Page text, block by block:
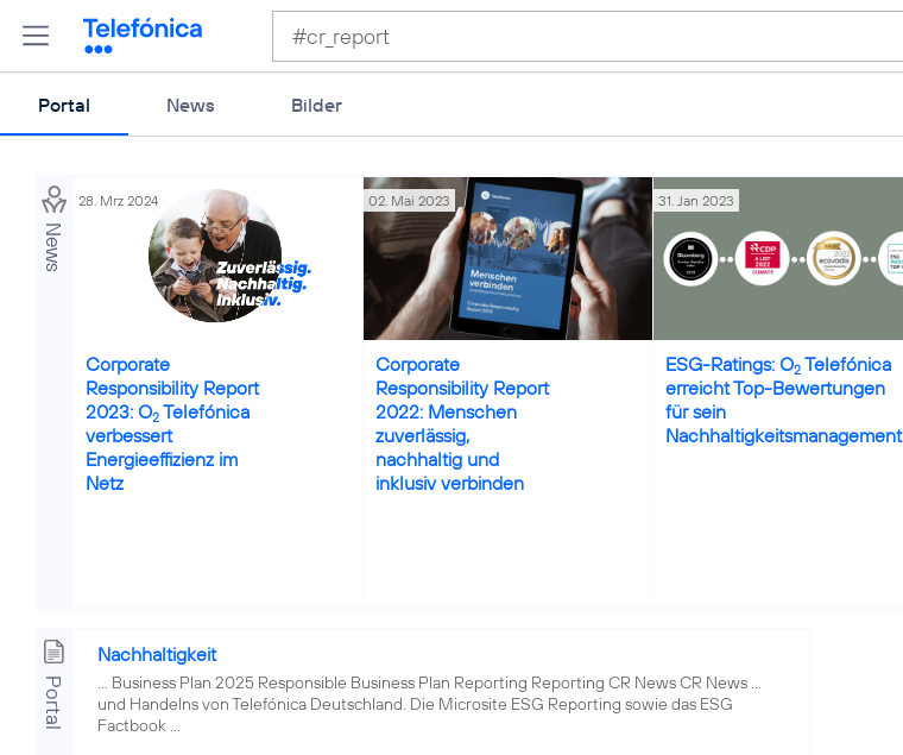
Portal News Bilder
News
28. Mrz 2024
Corporate
Responsibility Report
2023: O2 Telefónica
verbessert
Energieeffizienz im
Netz
02. Mai 2023
Corporate
Responsibility Report
2022: Menschen
zuverlässig,
nachhaltig und
inklusiv verbinden
31. Jan 2023
ESG-Ratings: O2 Telefónica
erreicht Top-Bewertungen
für sein
Nachhaltigkeitsmanagement
Portal
Nachhaltigkeit
... Business Plan 2025 Responsible Business Plan Reporting Reporting CR News CR News ...
und Handelns von Telefónica Deutschland. Die Microsite ESG Reporting sowie das ESG
Factbook ...